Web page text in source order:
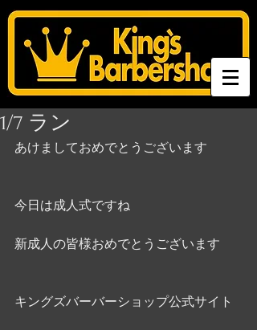
1/7 ラン
あけましておめでとうございます
今日は成人式ですね
新成人の皆様おめでとうございます
キングズバーバーショップ公式サイト